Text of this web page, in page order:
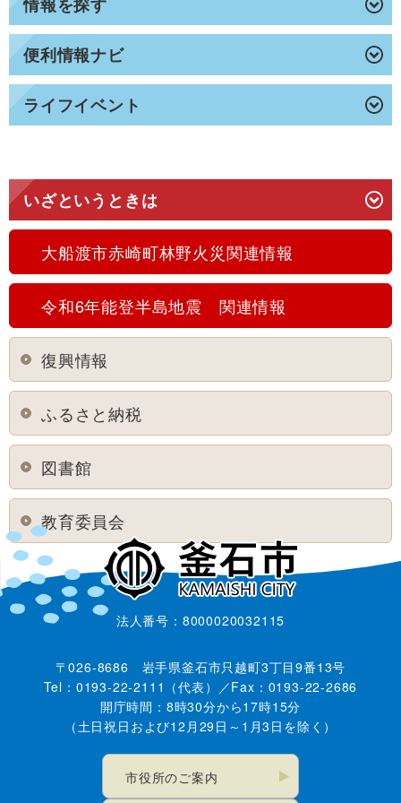
便利情報ナビ
ライフイベント
いざというときは
大船渡市赤崎町林野火災関連情報
令和6年能登半島地震 関連情報
復興情報
ふるさと納税
図書館
教育委員会
法人番号：8000020032115
〒026-8686 岩手県釜石市只越町3丁目9番13号
Tel：0193-22-2111（代表）／Fax：0193-22-2686
開庁時間：8時30分から17時15分
（土日祝日および12月29日～1月3日を除く）
市役所のご案内